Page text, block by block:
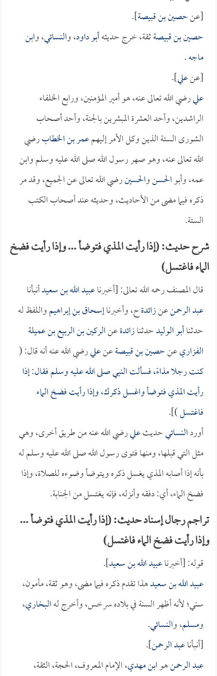
[عنحصين بن قبيصة].
حصين بن قبيصةثقة، خرج حديثهأبو داود، والنسائي، وابن
ماجه.
[عنعلي].
عليرضي الله تعالى عنه، هو أمير المؤمنين، ورابع الخلفاء
الراشدين، وأحد العشرة المبشرين بالجنة، وأحد أصحاب
الشورى الستة الذين وكل الأمر إليهمعمر بن الخطابرضي
الله تعالى عنه، وهو صهر رسول الله صلى الله عليه وسلم وابن
عمه، وأبوالحسنوالحسينرضي الله تعالى عن الجميع، وقد مر
ذكره فيما مضى من الأحاديث، وحديثه عند أصحاب الكتب
الستة.
شرح حديث: (إذا رأيت المذي فتوضأ ... وإذا رأيت فضخ
الماء فاغتسل)
قال المصنف رحمه الله تعالى: [أخبرناعبيد الله بن سعيدأنبأنا
عبد الرحمنعنزائدةح، وأخبرناإسحاق بن إبراهيمواللفظ له
حدثناأبو الوليدحدثنازائدةعنالركين بن الربيع بن عميلة
الفزاريعنحصين بن قبيصةعنعليرضي الله عنه أنه قال: (
كنت رجلا مذاءً، فسألت النبي صلى الله عليه وسلم فقال: إذا
رأيت المذي فتوضأ واغسل ذكرك، وإذا رأيت فضخ الماء
فاغتسل)].
أوردالنسائيحديثعليرضي الله عنه من طريق أخرى، وهي
مثل التي قبلها، ومنها فتوى رسول الله صلى الله عليه وسلم له
بأنه إذا أصابه المذي يغسل ذكره ويتوضأ وضوءه للصلاة، وإذا
فضخ الماء، أي: دفقه وأنزله، فإنه يغتسل من الجنابة.
تراجم رجال إسناد حديث: (إذا رأيت المذي فتوضأ ...
وإذا رأيت فضخ الماء فاغتسل)
قوله: [أخبرناعبيد الله بن سعيد].
عبيد الله بن سعيدهذا تقدم ذكره فيما مضى، وهو ثقة، مأمون،
سني؛ لأنه أظهر السنة في بلاده سرخس، وأخرج لهالبخاري،
ومسلم، والنسائي.
[أنبأناعبد الرحمن].
عبد الرحمنهوابن مهدي، الإمام المعروف، الحجة، الثقة،